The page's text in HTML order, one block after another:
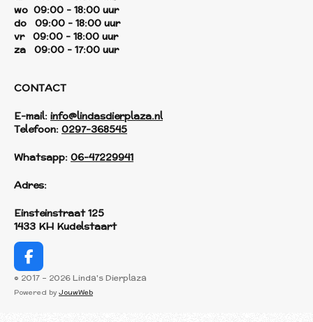
wo 09:00 - 18:00 uur
do 09:00 - 18:00 uur
vr 09:00 - 18:00 uur
za 09:00 - 17:00 uur
CONTACT
E-mail: info@lindasdierplaza.nl
Telefoon: 0297-368545
Whatsapp: 06-47229941
Adres:
Einsteinstraat 125
1433 KH Kudelstaart
F
a
c
© 2017 - 2026 Linda's Dierplaza
Powered by JouwWeb